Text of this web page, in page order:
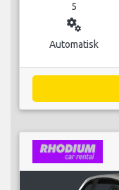
5
miscellaneous_services
Automatisk